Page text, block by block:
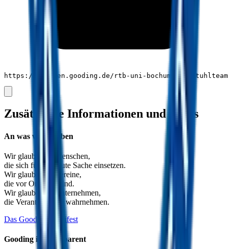
https://spenden.gooding.de/rtb-uni-bochum-
Zusätzliche Informationen und Links
An was wir glauben
Wir glauben an Menschen,
die sich für eine gute Sache einsetzen.
Wir glauben an
Vereine,
die vor Ort aktiv sind.
Wir glauben an Unternehmen,
die Verantwortung wahrnehmen.
Das Gooding-Manifest
Gooding ist transparent